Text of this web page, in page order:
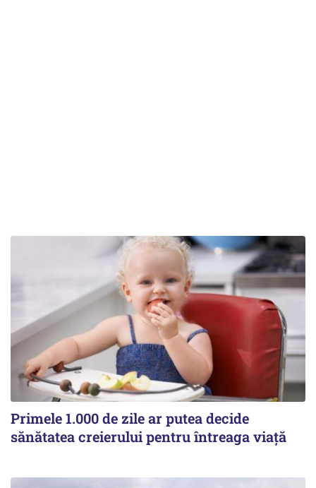
Primele 1.000 de zile ar putea decide
sănătatea creierului pentru întreaga viață